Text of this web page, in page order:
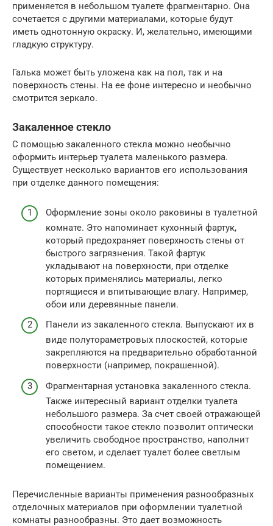
применяется в небольшом туалете фрагментарно. Она
сочетается с другими материалами, которые будут
иметь однотонную окраску. И, желательно, имеющими
гладкую структуру.
Галька может быть уложена как на пол, так и на
поверхность стены. На ее фоне интересно и необычно
смотрится зеркало.
Закаленное стекло
С помощью закаленного стекла можно необычно
оформить интерьер туалета маленького размера.
Существует несколько вариантов его использования
при отделке данного помещения:
Оформление зоны около раковины в туалетной
комнате. Это напоминает кухонный фартук,
который предохраняет поверхность стены от
быстрого загрязнения. Такой фартук
укладывают на поверхности, при отделке
которых применялись материалы, легко
портящиеся и впитывающие влагу. Например,
обои или деревянные панели.
Панели из закаленного стекла. Выпускают их в
виде полутораметровых плоскостей, которые
закрепляются на предварительно обработанной
поверхности (например, покрашенной).
Фрагментарная установка закаленного стекла.
Также интересный вариант отделки туалета
небольшого размера. За счет своей отражающей
способности такое стекло позволит оптически
увеличить свободное пространство, наполнит
его светом, и сделает туалет более светлым
помещением.
Перечисленные варианты применения разнообразных
отделочных материалов при оформлении туалетной
комнаты разнообразны. Это дает возможность